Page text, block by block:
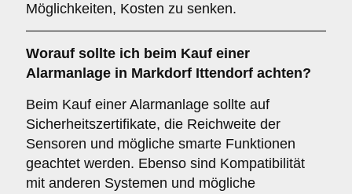
Möglichkeiten, Kosten zu senken.
Worauf sollte ich beim Kauf einer
Alarmanlage in Markdorf Ittendorf achten?
Beim Kauf einer Alarmanlage sollte auf
Sicherheitszertifikate, die Reichweite der
Sensoren und mögliche smarte Funktionen
geachtet werden. Ebenso sind Kompatibilität
mit anderen Systemen und mögliche